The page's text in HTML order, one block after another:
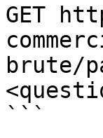
GET
brute/
```